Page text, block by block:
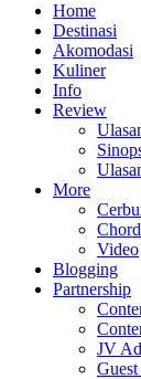
Home
Destinasi
Akomodasi
Kuliner
Info
Review
More
Video
Blogging
Partnership
JV
Guest